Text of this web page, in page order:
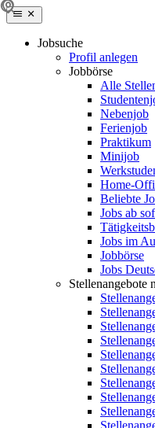
Jobsuche
Profil anlegen
Jobbörse
Alle
Nebenjob
Ferienjob
Praktikum
Minijob
Home-
Beliebte
Jobs ab
Jobs im
Jobbörse
Jobs
Stellenangebote